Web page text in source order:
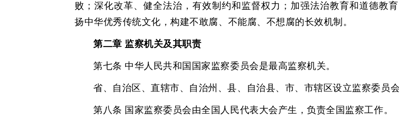
败；深化改革、健全法治，有效制约和监督权力；加强法治教育和道德教
扬中华优秀传统文化，构建不敢腐、不能腐、不想腐的长效机制。
第二章 监察机关及其职责
第七条 中华人民共和国国家监察委员会是最高监察机关。
省、自治区、直辖市、自治州、县、自治县、市、市辖区设立监察委员会
第八条 国家监察委员会由全国人民代表大会产生，负责全国监察工作。